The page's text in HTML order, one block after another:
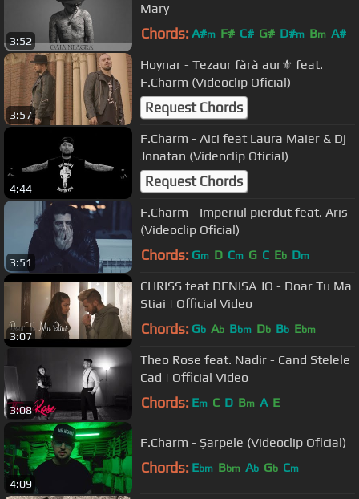
3:52
Mary
Chords: A#m F# C# G# D#m Bm A#
3:57
Hoynar - Tezaur fără aur⚜️ feat.
F.Charm (Videoclip Oficial)
Request Chords
4:44
F.Charm - Aici feat Laura Maier & Dj
Jonatan (Videoclip Oficial)
Request Chords
3:51
F.Charm - Imperiul pierdut feat. Aris
(Videoclip Oficial)
Chords: Gm D Cm G C Eb Dm
3:07
CHRISS feat DENISA JO - Doar Tu Ma
Stiai | Official Video
Chords: Gb Ab Bbm Db Bb Ebm
3:08
Theo Rose feat. Nadir - Cand Stelele
Cad | Official Video
Chords: Em C D Bm A E
4:09
F.Charm - Șarpele (Videoclip Oficial)
Chords: Ebm Bbm Ab Gb Cm